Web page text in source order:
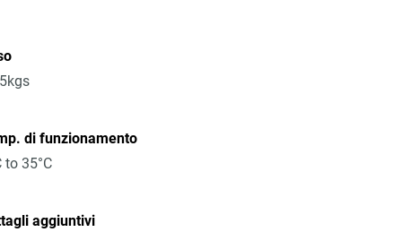
di funzionamento
to 35°C
aggiuntivi